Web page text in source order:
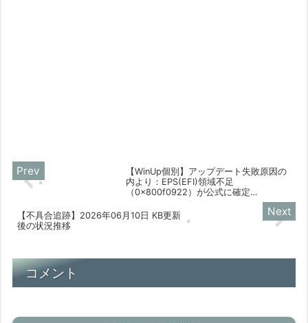
【WinUp個別】アップデート失敗原因の
内より：EPS(EFI)領域不足
（0x800f0922）が公式に確定
【不具合追跡】2026年06月10日 KB更新
後の状況推移
コメント